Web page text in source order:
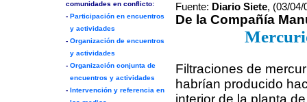
Fuente: Diario Siete, (03/04/
De la Compañía
Filtraciones de
habrían producido
interior de la planta